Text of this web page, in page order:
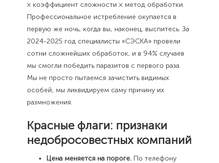
× коэффициент сложности × метод обработки.
Профессиональное истребление окупается в
первую же ночь, когда вы, наконец, выспитесь. За
2024-2025 год специалисты «СЭСКА» провели
сотни сложнейших обработок, и в 94% случаев
мы смогли победить паразитов с первого раза.
Мы не просто пытаемся зачистить видимых
особей, мы ликвидируем саму причину их
размножения.
Красные флаги: признаки
недобросовестных компаний
Цена меняется на пороге.По телефону